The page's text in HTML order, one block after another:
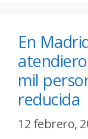
En
mil
reducida
12 febrero,